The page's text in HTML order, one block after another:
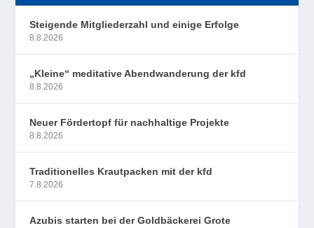
Steigende Mitgliederzahl und einige Erfolge
8.8.2026
„Kleine“ meditative Abendwanderung der kfd
8.8.2026
Neuer Fördertopf für nachhaltige Projekte
8.8.2026
Traditionelles Krautpacken mit der kfd
7.8.2026
Azubis starten bei der Goldbäckerei Grote